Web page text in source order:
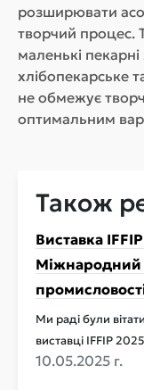
розширювати
творчий процес.
маленькі
хлібопекарське
не обмежує
оптимальним
Також
Виставка
Міжнародний
Ми раді були
виставці IFFIP
10.05.2025 г.